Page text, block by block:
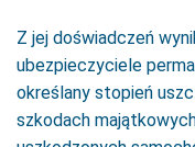
Z jej doświadczeń
ubezpieczyciele
określany stopień
szkodach